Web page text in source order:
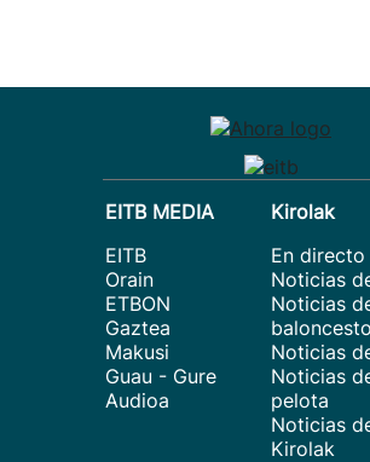
EITB MEDIA
EITB
Orain
ETBON
Gaztea
Makusi
Guau - Gure
Audioa
Kirolak
En directo
Noticias
Noticias
baloncesto
Noticias
Noticias
pelota
Noticias
Kirolak